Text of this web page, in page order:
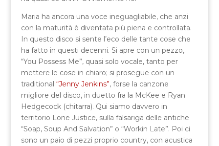
Maria ha ancora una voce ineguagliabile, che anzi
con la maturità è diventata più piena e controllata.
In questo disco si sente l’eco delle tante cose che
ha fatto in questi decenni. Si apre con un pezzo,
“You Possess Me”, quasi solo vocale, tanto per
mettere le cose in chiaro; si prosegue con un
traditional “Jenny Jenkins”, forse la canzone
migliore del disco, in duetto fra la McKee e Ryan
Hedgecock (chitarra). Qui siamo davvero in
territorio Lone Justice, sulla falsariga delle antiche
“Soap, Soup And Salvation” o “Workin Late”. Poi ci
sono un paio di pezzi proprio country, con acustica